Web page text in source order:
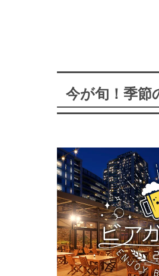
今が旬！季節